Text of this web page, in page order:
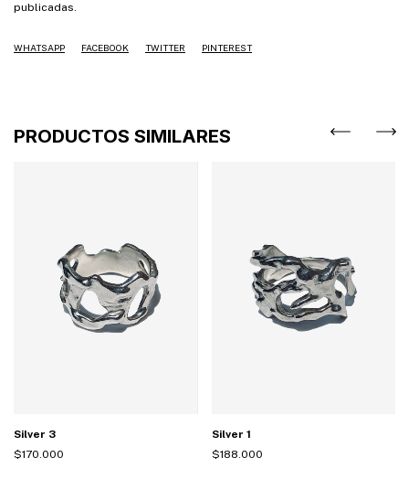
publicadas.
WHATSAPP FACEBOOK TWITTER PINTEREST
PRODUCTOS SIMILARES
Silver 3
$170.000
Silver 1
$188.000